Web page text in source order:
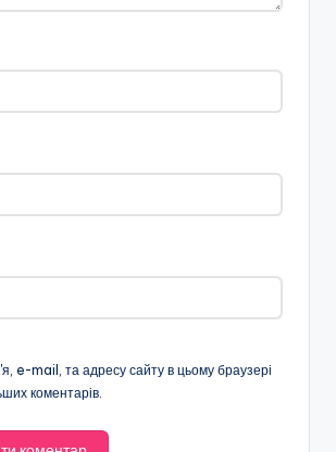
e-mail, та адресу сайту в цьому браузері
коментарів.